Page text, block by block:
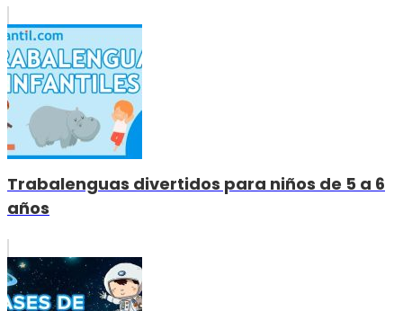
Trabalenguas divertidos para niños de 5 a 6
años